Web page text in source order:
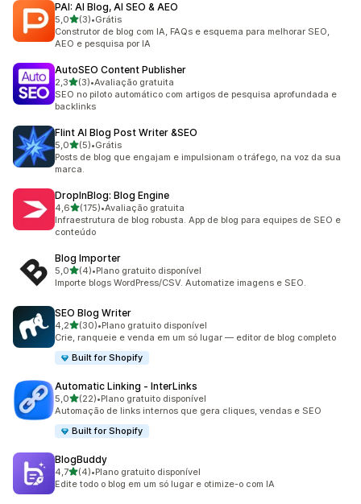
PAI: AI Blog, AI SEO & AEO
5,0de 5 estrelas
(3)
3 avaliações ao todo
•Grátis
Construtor de blog com IA, FAQs e esquema para melhorar SEO,
AEO e pesquisa por IA
AutoSEO Content Publisher
2,3de 5 estrelas
(3)
3 avaliações ao todo
•Avaliação gratuita
SEO no piloto automático com artigos de pesquisa aprofundada e
backlinks
Flint AI Blog Post Writer &SEO
5,0de 5 estrelas
(5)
5 avaliações ao todo
•Grátis
Posts de blog que engajam e impulsionam o tráfego, na voz da sua
marca.
DropInBlog: Blog Engine
4,6de 5 estrelas
(175)
175 avaliações ao todo
•Avaliação gratuita
Infraestrutura de blog robusta. App de blog para equipes de SEO e
conteúdo
Blog Importer
5,0de 5 estrelas
(4)
4 avaliações ao todo
•Plano gratuito disponível
Importe blogs WordPress/CSV. Automatize imagens e SEO.
SEO Blog Writer
4,2de 5 estrelas
(30)
30 avaliações ao todo
•Plano gratuito disponível
Crie, ranqueie e venda em um só lugar — editor de blog completo
Built for Shopify
Automatic Linking ‑ InterLinks
5,0de 5 estrelas
(22)
22 avaliações ao todo
•Plano gratuito disponível
Automação de links internos que gera cliques, vendas e SEO
Built for Shopify
BlogBuddy
4,7de 5 estrelas
(4)
4 avaliações ao todo
•Plano gratuito disponível
Edite todo o blog em um só lugar e otimize-o com IA